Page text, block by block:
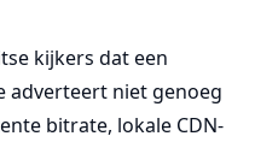
kijkers dat een
adverteert niet genoeg
bitrate, lokale CDN-